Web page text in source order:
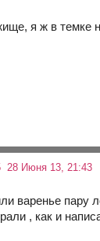
я ж в темке
28 Июня 13, 21:43
варенье пару
, как и